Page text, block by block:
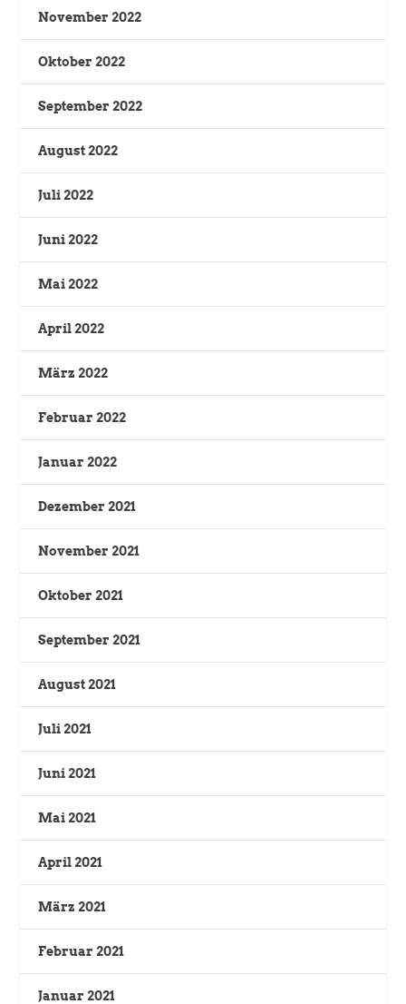
November 2022
Oktober 2022
September 2022
August 2022
Juli 2022
Juni 2022
Mai 2022
April 2022
März 2022
Februar 2022
Januar 2022
Dezember 2021
November 2021
Oktober 2021
September 2021
August 2021
Juli 2021
Juni 2021
Mai 2021
April 2021
März 2021
Februar 2021
Januar 2021